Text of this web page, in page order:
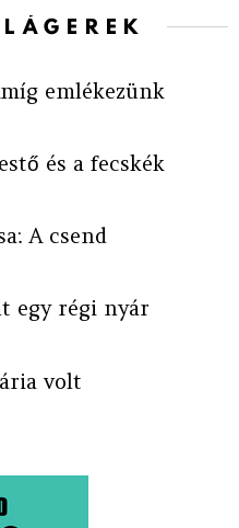
emlékezünk
és a fecskék
A csend
egy régi nyár
volt